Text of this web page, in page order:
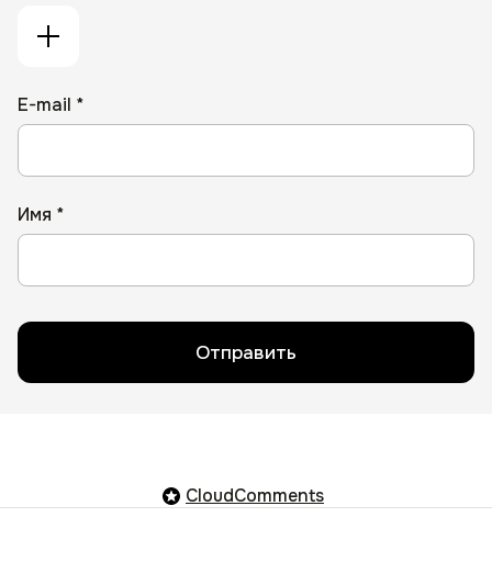
E-mail *
Имя *
Отправить
CloudComments